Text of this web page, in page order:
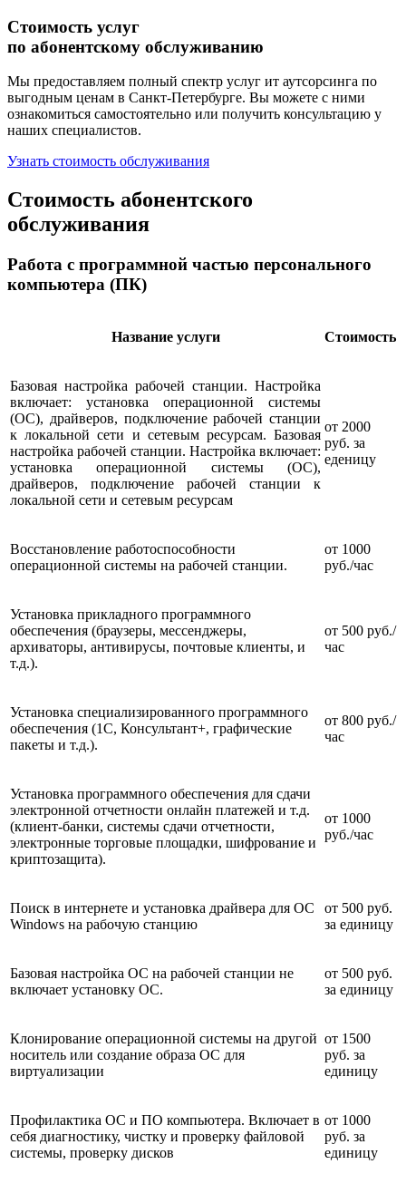
Стоимость услуг
по абонентскому обслуживанию
Мы предоставляем полный спектр услуг ит аутсорсинга по
выгодным ценам в Санкт-Петербурге. Вы можете с ними
ознакомиться самостоятельно или получить консультацию у
наших специалистов.
Узнать стоимость обслуживания
Стоимость абонентского
обслуживания
Работа с программной частью персонального
компьютера (ПК)
Название услуги Стоимость
Базовая настройка рабочей станции. Настройка
включает: установка операционной системы
(ОС), драйверов, подключение рабочей станции
к локальной сети и сетевым ресурсам. Базовая
настройка рабочей станции. Настройка включает:
установка операционной системы (ОС),
драйверов, подключение рабочей станции к
локальной сети и сетевым ресурсам
от 2000
руб. за
еденицу
Восстановление работоспособности
операционной системы на рабочей станции.
от 1000
руб./час
Установка прикладного программного
обеспечения (браузеры, мессенджеры,
архиваторы, антивирусы, почтовые клиенты, и
т.д.).
от 500 руб./
час
Установка специализированного программного
обеспечения (1С, Консультант+, графические
пакеты и т.д.).
от 800 руб./
час
Установка программного обеспечения для сдачи
электронной отчетности онлайн платежей и т.д.
(клиент-банки, системы сдачи отчетности,
электронные торговые площадки, шифрование и
криптозащита).
от 1000
руб./час
Поиск в интернете и установка драйвера для ОС
Windows на рабочую станцию
от 500 руб.
за единицу
Базовая настройка ОС на рабочей станции не
включает установку ОС.
от 500 руб.
за единицу
Клонирование операционной системы на другой
носитель или создание образа ОС для
виртуализации
от 1500
руб. за
единицу
Профилактика ОС и ПО компьютера. Включает в
себя диагностику, чистку и проверку файловой
системы, проверку дисков
от 1000
руб. за
единицу